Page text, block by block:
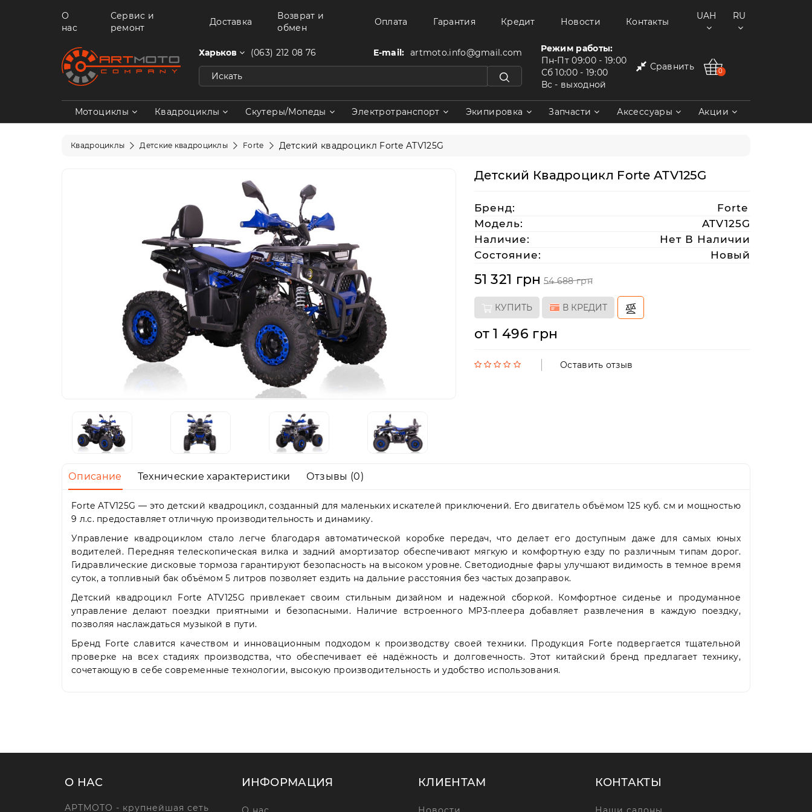
О
нас
Сервис и
ремонт
Доставка
Возврат и
обмен
Оплата Гарантия Кредит Новости Контакты
UAH RU
Харьков (063) 212 08 76 E-mail: artmoto.info@gmail.com
Режим работы:
Пн-Пт 09:00 - 19:00
Сб 10:00 - 19:00
Вс - выходной
Сравнить 0
Мотоциклы Квадроциклы Скутеры/Мопеды Электротранспорт Экипировка Запчасти Аксессуары Акции
Квадроциклы Детские квадроциклы Forte Детский квадроцикл Forte ATV125G
Детский Квадроцикл Forte ATV125G
Бренд:
Forte
Модель:
ATV125G
Наличие:
Нет В Наличии
Состояние:
Новый
51 321 грн 54 688 грн
КУПИТЬ В КРЕДИТ
от 1 496 грн
Оставить отзыв
Описание Технические характеристики Отзывы (0)
Forte ATV125G — это детский квадроцикл, созданный для маленьких искателей приключений. Его двигатель объёмом 125 куб. см и мощностью
9 л.с. предоставляет отличную производительность и динамику.
Управление квадроциклом стало легче благодаря автоматической коробке передач, что делает его доступным даже для самых юных
водителей. Передняя телескопическая вилка и задний амортизатор обеспечивают мягкую и комфортную езду по различным типам дорог.
Гидравлические дисковые тормоза гарантируют безопасность на высоком уровне. Светодиодные фары улучшают видимость в темное время
суток, а топливный бак объёмом 5 литров позволяет ездить на дальние расстояния без частых дозаправок.
Детский квадроцикл Forte ATV125G привлекает своим стильным дизайном и надежной сборкой. Комфортное сиденье и продуманное
управление делают поездки приятными и безопасными. Наличие встроенного MP3-плеера добавляет развлечения в каждую поездку,
позволяя наслаждаться музыкой в пути.
Бренд Forte славится качеством и инновационным подходом к производству своей техники. Продукция Forte подвергается тщательной
проверке на всех стадиях производства, что обеспечивает её надёжность и долговечность. Этот китайский бренд предлагает технику,
сочетающую в себе современные технологии, высокую производительность и удобство использования.
О НАС
АРТМОТО - крупнейшая сеть
ИНФОРМАЦИЯ КЛИЕНТАМ КОНТАКТЫ